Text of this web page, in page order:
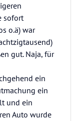
sofort
o.ä) war
gut. Naja, für
ein
ein
und ein
Auto wurde